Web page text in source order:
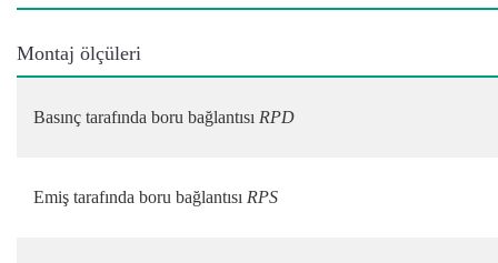
Montaj ölçüleri
Basınç tarafında boru bağlantısı RPD
Emiş tarafında boru bağlantısı RPS